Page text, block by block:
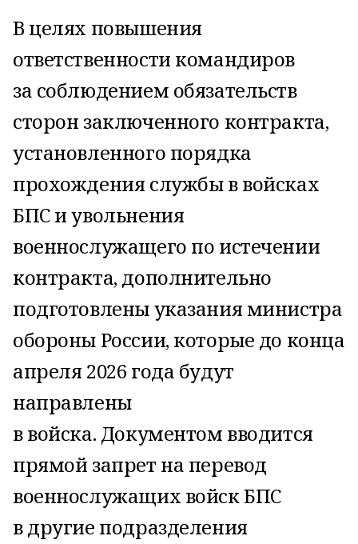
В целях повышения
ответственности командиров
за соблюдением обязательств
сторон заключенного контракта,
установленного порядка
прохождения службы в войсках
БПС и увольнения
военнослужащего по истечении
контракта, дополнительно
подготовлены указания министра
обороны России, которые до конца
апреля 2026 года будут
направлены
в войска. Документом вводится
прямой запрет на перевод
военнослужащих войск БПС
в другие подразделения